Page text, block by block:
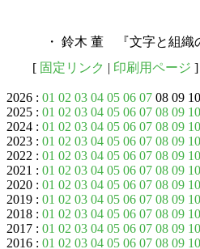
・ 鈴木 董 『文字と組織
[ 固定リンク | 印刷用ページ ]
2026 : 01 02 03 04 05 06 07 08 09
2025 : 01 02 03 04 05 06 07 08 09 10
2024 : 01 02 03 04 05 06 07 08 09 10
2023 : 01 02 03 04 05 06 07 08 09 10
2022 : 01 02 03 04 05 06 07 08 09 10
2021 : 01 02 03 04 05 06 07 08 09 10
2020 : 01 02 03 04 05 06 07 08 09 10
2019 : 01 02 03 04 05 06 07 08 09 10
2018 : 01 02 03 04 05 06 07 08 09 10
2017 : 01 02 03 04 05 06 07 08 09 10
2016 : 01 02 03 04 05 06 07 08 09 10